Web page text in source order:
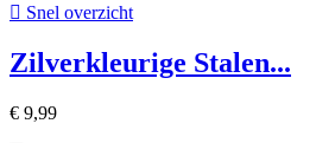
 Snel overzicht
Zilverkleurige Stalen...
€ 9,99